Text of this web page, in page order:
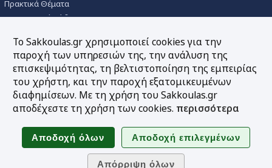
Πρακτικά Θέματα
Οικονομικοί Κώδικες
Συγγραμμάτων
Εργαλεία
Online υπολογισμός τόκων
Υπηρεσία Ηλεκτρονικής
Sitemap
Ακολουθήστε μας
Το Sakkoulas.gr χρησιμοποιεί cookies για την
παροχή των υπηρεσιών της, την ανάλυση της
επισκεψιμότητας, τη βελτιστοποίηση της εμπειρίας
του χρήστη, και την παροχή εξατομικευμένων
διαφημίσεων. Με τη χρήση του Sakkoulas.gr
αποδέχεστε τη χρήση των cookies. περισσότερα